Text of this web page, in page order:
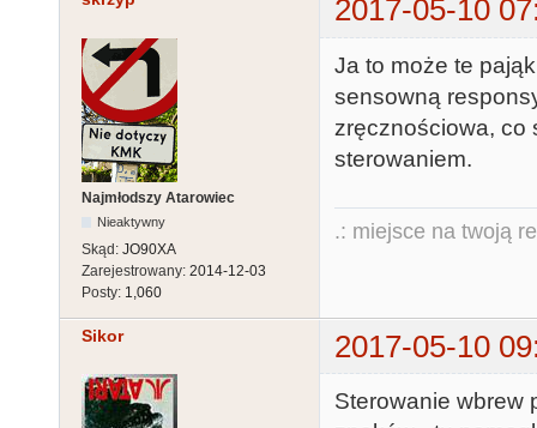
2017-05-10
Najmłodszy Atarowiec
Nieaktywny
Skąd: JO90XA
Zarejestrowany: 2014-12-03
Posty: 1,060
Ja to może te
sensowną
zręcznościowa, co
sterowaniem.
.: miejsce na twoją
Sikor 2017-05-10
Sterowanie wbrew